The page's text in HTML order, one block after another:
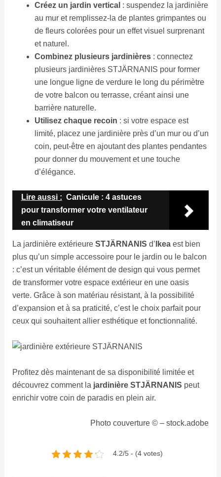
Créez un jardin vertical : suspendez la jardinière
au mur et remplissez-la de plantes grimpantes ou
de fleurs colorées pour un effet visuel surprenant
et naturel.
Combinez plusieurs jardinières: connectez
plusieurs jardinières STJÄRNANIS pour former
une longue ligne de verdure le long du périmètre
de votre balcon ou terrasse, créant ainsi une
barrière naturelle.
Utilisez chaque recoin : si votre espace est
limité, placez une jardinière près d’un mur ou d’un
coin, peut-être en ajoutant des plantes pendantes
pour donner du mouvement et une touche
d’élégance.
Lire aussi : Canicule : 4 astuces
pour transformer votre ventilateur
en climatiseur
La jardinière extérieure STJÄRNANIS d’ Ikeaest bien
plus qu’un simple accessoire pour le jardin ou le balcon
: c’est un véritable élément de design qui vous permet
de transformer votre espace extérieur en une oasis
verte. Grâce à son matériau résistant, à la possibilité
d’expansion et à sa praticité, c’est le choix parfait pour
ceux qui souhaitent allier esthétique et fonctionnalité.
Profitez dès maintenant de sa disponibilité limitée et
découvrez comment la jardinière STJÄRNANIS peut
enrichir votre coin de paradis en plein air.
Photo couverture © – stock.adobe
4.2/5 - (4 votes)